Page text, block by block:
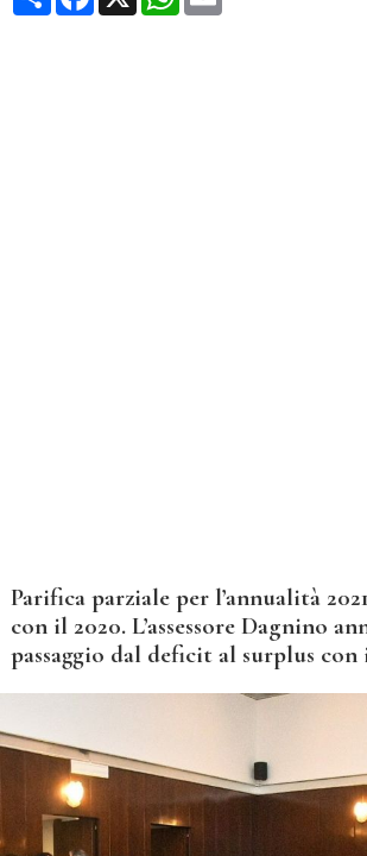
Parifica parziale per l’annualità
con il 2020. L’assessore Dagnino
passaggio dal deficit al surplus con